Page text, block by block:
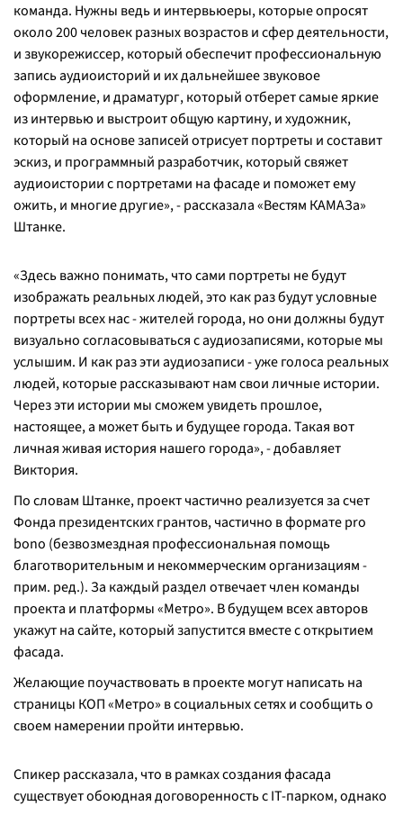
команда. Нужны ведь и интервьюеры, которые опросят
около 200 человек разных возрастов и сфер деятельности,
и звукорежиссер, который обеспечит профессиональную
запись аудиоисторий и их дальнейшее звуковое
оформление, и драматург, который отберет самые яркие
из интервью и выстроит общую картину, и художник,
который на основе записей отрисует портреты и составит
эскиз, и программный разработчик, который свяжет
аудиоистории с портретами на фасаде и поможет ему
ожить, и многие другие», - рассказала «Вестям КАМАЗа»
Штанке.
«Здесь важно понимать, что сами портреты не будут
изображать реальных людей, это как раз будут условные
портреты всех нас - жителей города, но они должны будут
визуально согласовываться с аудиозаписями, которые мы
услышим. И как раз эти аудиозаписи - уже голоса реальных
людей, которые рассказывают нам свои личные истории.
Через эти истории мы сможем увидеть прошлое,
настоящее, а может быть и будущее города. Такая вот
личная живая история нашего города», - добавляет
Виктория.
По словам Штанке, проект частично реализуется за счет
Фонда президентских грантов, частично в формате pro
bono (безвозмездная профессиональная помощь
благотворительным и некоммерческим организациям-
прим. ред.). За каждый раздел отвечает член команды
проекта и платформы «Метро». В будущем всех авторов
укажут на сайте, который запустится вместе с открытием
фасада.
Желающие поучаствовать в проекте могут написать на
страницы КОП «Метро» в социальных сетях и сообщить о
своем намерении пройти интервью.
Спикер рассказала, что в рамках создания фасада
существует обоюдная договоренность с IT-парком, однако